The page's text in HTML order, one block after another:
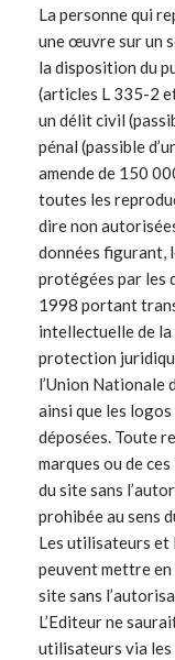
La personne qui
une œuvre sur un
la disposition du
(articles L 335-2
un délit civil
pénal (passible
amende de 150
toutes les
dire non
données figurant,
protégées par les
1998 portant
intellectuelle de
protection
l’Union Nationale
ainsi que les
déposées. Toute
marques ou de
du site sans
prohibée au sens
Les utilisateurs et
peuvent mettre
site sans
L’Editeur ne
utilisateurs via les